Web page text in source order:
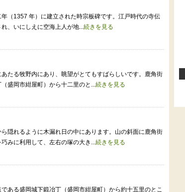
（1357 年）に建立された時宗板碑です。江戸時代の寺伝
、いにしえに空海上人が地...続きを見る
たる牧野内にあり、眺望がとてもすばらしいです。鹿角街
盛岡市紺屋町）から十二里のと...続きを見る
隠れるように木漏れ日の中にあります。山の斜面に鹿角街
みに利用して、左右の塚の大き...続きを見る
ある盛岡城下鍛冶丁（盛岡市紺屋町）から約十五里のとこ